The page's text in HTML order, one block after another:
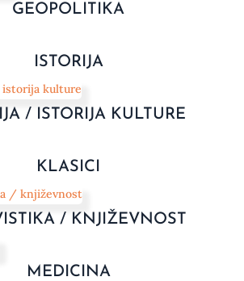
GEOPOLITIKA
ISTORIJA
/ ISTORIJA KULTURE
KLASICI
/ KNJIŽEVNOST
MEDICINA